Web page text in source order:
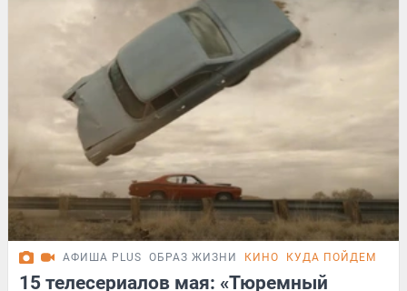
АФИША PLUS ОБРАЗ ЖИЗНИ КИНО КУДА ПОЙДЕМ
15 телесериалов мая: «Тюремный